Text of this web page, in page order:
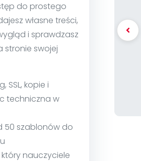
do prostego
własne treści,
i sprawdzasz
stronie swojej
SSL, kopie i
techniczna w
50 szablonów do
nauczyciele